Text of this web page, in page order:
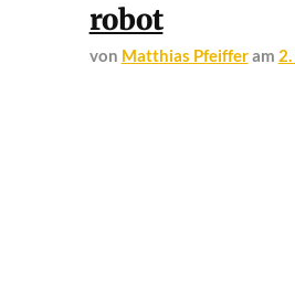
robot
von Matthias Pfeifferam